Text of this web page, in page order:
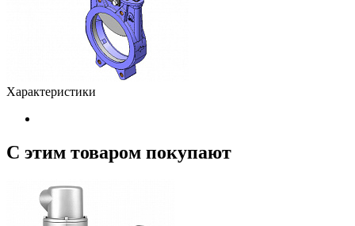
Характеристики
С этим товаром покупают